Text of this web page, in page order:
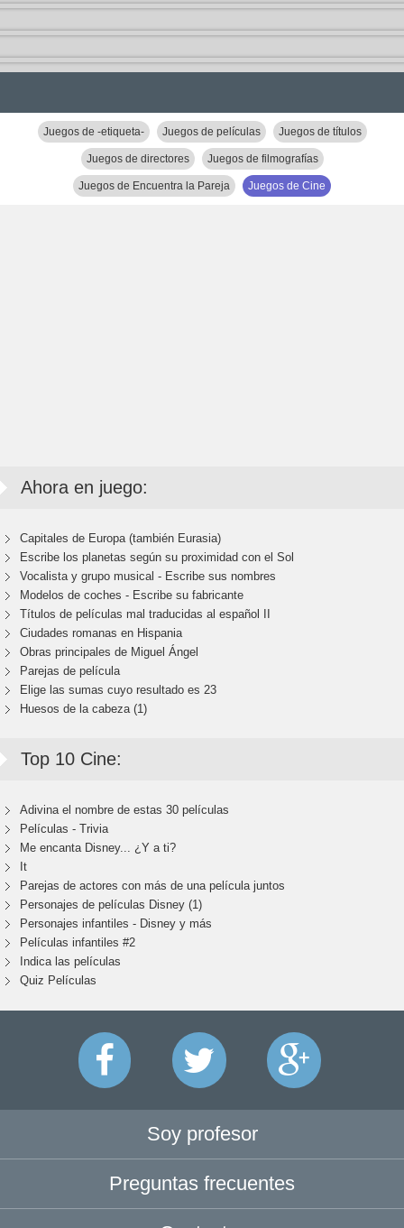
Juegos de -etiqueta- Juegos de películas Juegos de títulos
Juegos de directores Juegos de filmografías
Juegos de Encuentra la Pareja Juegos de Cine
Ahora en juego:
Capitales de Europa (también Eurasia)
Escribe los planetas según su proximidad con el Sol
Vocalista y grupo musical - Escribe sus nombres
Modelos de coches - Escribe su fabricante
Títulos de películas mal traducidas al español II
Ciudades romanas en Hispania
Obras principales de Miguel Ángel
Parejas de película
Elige las sumas cuyo resultado es 23
Huesos de la cabeza (1)
Top 10 Cine:
Adivina el nombre de estas 30 películas
Películas - Trivia
Me encanta Disney... ¿Y a ti?
It
Parejas de actores con más de una película juntos
Personajes de películas Disney (1)
Personajes infantiles - Disney y más
Películas infantiles #2
Indica las películas
Quiz Películas
Soy profesor
Preguntas frecuentes